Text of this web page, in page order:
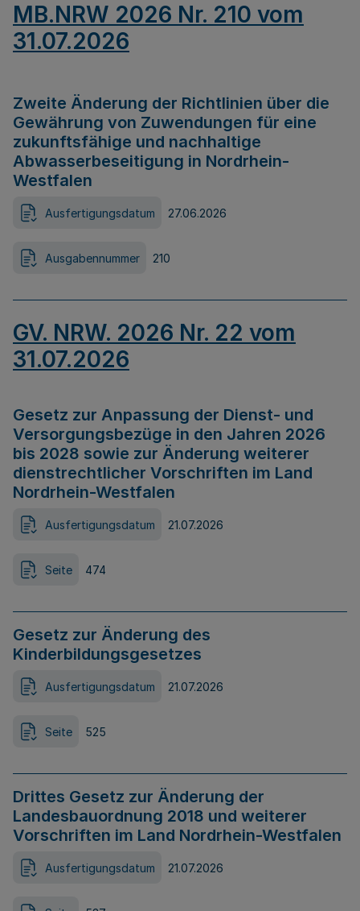
MB.NRW 2026 Nr. 210 vom
31.07.2026
Zweite Änderung der Richtlinien über die
Gewährung von Zuwendungen für eine
zukunftsfähige und nachhaltige
Abwasserbeseitigung in Nordrhein-
Westfalen
Ausfertigungsdatum 27.06.2026
Ausgabennummer 210
GV. NRW. 2026 Nr. 22 vom
31.07.2026
Gesetz zur Anpassung der Dienst- und
Versorgungsbezüge in den Jahren 2026
bis 2028 sowie zur Änderung weiterer
dienstrechtlicher Vorschriften im Land
Nordrhein-Westfalen
Ausfertigungsdatum 21.07.2026
Seite 474
Gesetz zur Änderung des
Kinderbildungsgesetzes
Ausfertigungsdatum 21.07.2026
Seite 525
Drittes Gesetz zur Änderung der
Landesbauordnung 2018 und weiterer
Vorschriften im Land Nordrhein-Westfalen
Ausfertigungsdatum 21.07.2026